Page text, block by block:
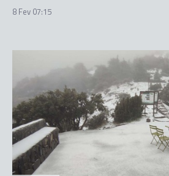
8 Fev 07:15